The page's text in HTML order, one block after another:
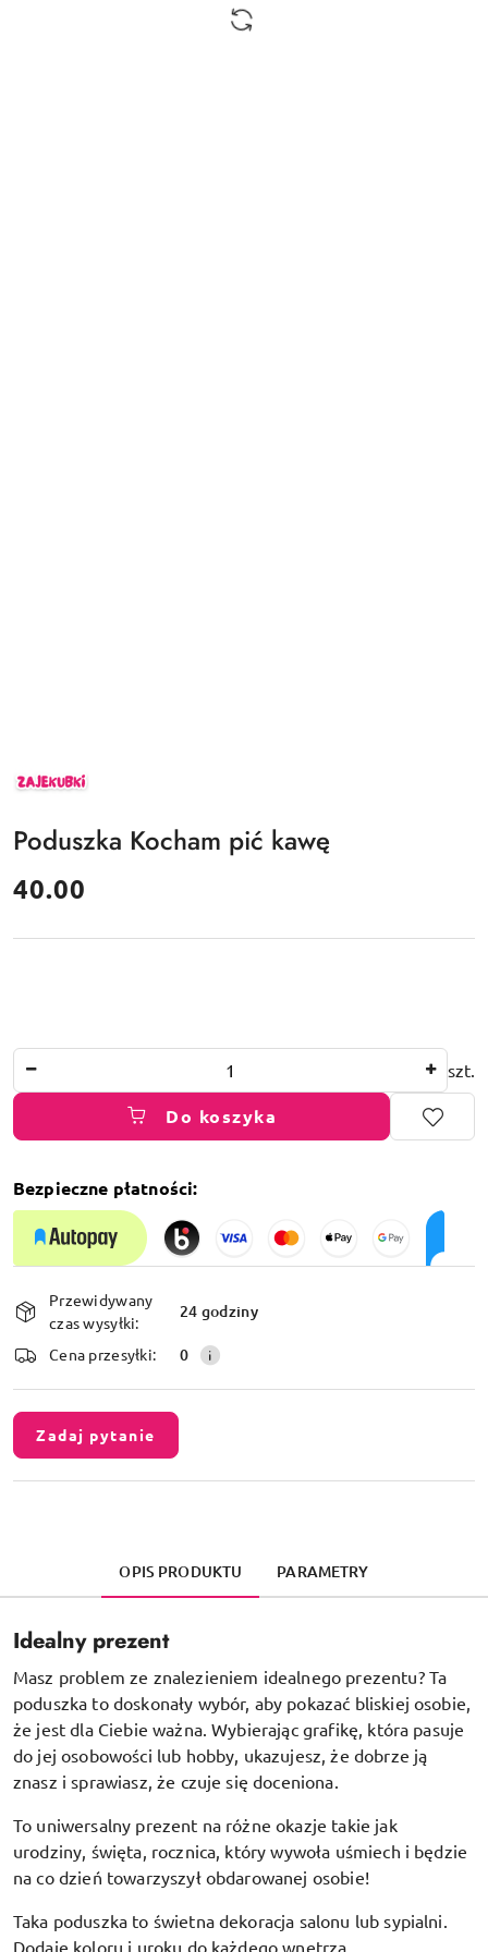
ZAJEKUBKI
Poduszka Kocham pić kawę
cena:
40.00
szt.
Do koszyka
Bezpieczne płatności:
Dostępność
i
dostawa
Przewidywany
czas wysyłki:
24 godziny
Cena przesyłki: 0
Zadaj pytanie
OPIS PRODUKTU PARAMETRY
Idealny prezent
Masz problem ze znalezieniem idealnego prezentu? Ta
poduszka to doskonały wybór, aby pokazać bliskiej osobie,
że jest dla Ciebie ważna. Wybierając grafikę, która pasuje
do jej osobowości lub hobby, ukazujesz, że dobrze ją
znasz i sprawiasz, że czuje się doceniona.
To uniwersalny prezent na różne okazje takie jak
urodziny, święta, rocznica, który wywoła uśmiech i będzie
na co dzień towarzyszył obdarowanej osobie!
Taka poduszka to świetna dekoracja salonu lub sypialni.
Dodaje koloru i uroku do każdego wnętrza.